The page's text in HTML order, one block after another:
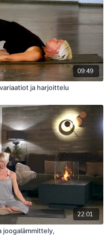
09:49
ja harjoittelu
22:01
joogalämmittely,